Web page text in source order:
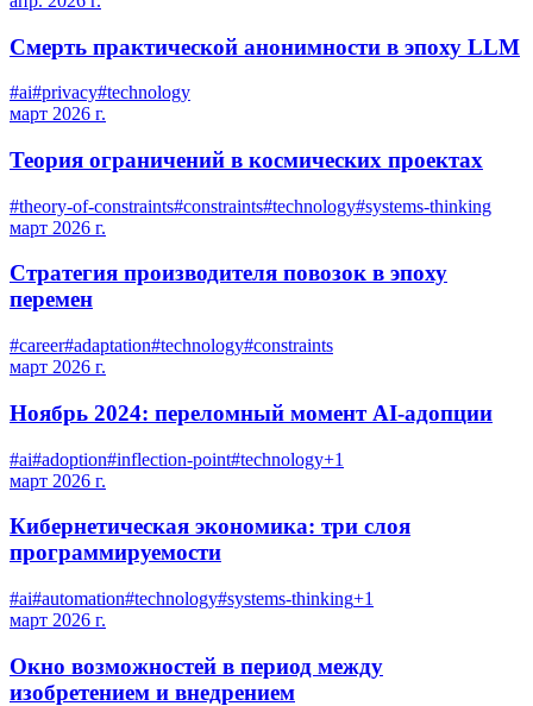
Смерть практической анонимности в эпоху LLM
#ai#privacy#technology
март 2026 г.
Теория ограничений в космических проектах
#theory-of-constraints#constraints#technology#systems-thinking
март 2026 г.
Стратегия производителя повозок в эпоху
перемен
#career#adaptation#technology#constraints
март 2026 г.
Ноябрь 2024: переломный момент AI-адопции
#ai#adoption#inflection-point#technology+1
март 2026 г.
Кибернетическая экономика: три слоя
программируемости
#ai#automation#technology#systems-thinking+1
март 2026 г.
Окно возможностей в период между
изобретением и внедрением